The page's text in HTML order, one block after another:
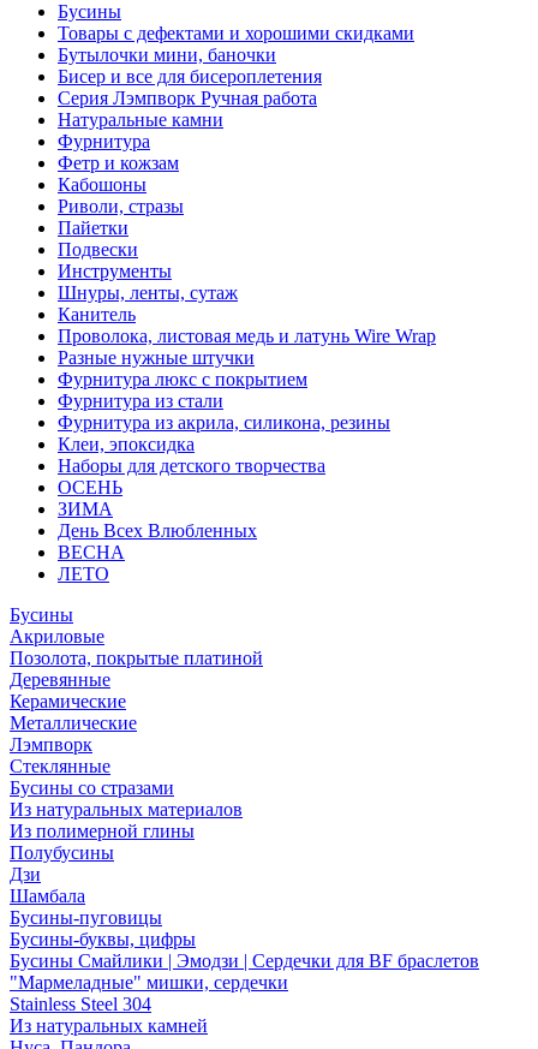
Бусины
Товары с дефектами и хорошими скидками
Бутылочки мини, баночки
Бисер и все для бисероплетения
Серия Лэмпворк Ручная работа
Натуральные камни
Фурнитура
Фетр и кожзам
Кабошоны
Риволи, стразы
Пайетки
Подвески
Инструменты
Шнуры, ленты, сутаж
Канитель
Проволока, листовая медь и латунь Wire Wrap
Разные нужные штучки
Фурнитура люкс с покрытием
Фурнитура из стали
Фурнитура из акрила, силикона, резины
Клеи, эпоксидка
Наборы для детского творчества
ОСЕНЬ
ЗИМА
День Всех Влюбленных
ВЕСНА
ЛЕТО
Бусины
Акриловые
Позолота, покрытые платиной
Деревянные
Керамические
Металлические
Лэмпворк
Стеклянные
Бусины со стразами
Из натуральных материалов
Из полимерной глины
Полубусины
Дзи
Шамбала
Бусины-пуговицы
Бусины-буквы, цифры
Бусины Смайлики | Эмодзи | Сердечки для BF браслетов
"Мармеладные" мишки, сердечки
Stainless Steel 304
Из натуральных камней